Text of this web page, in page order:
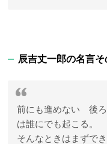
辰吉丈一郎の名言
前にも進めない 後ろ
は誰にでも起こる。
そんなときはまずで